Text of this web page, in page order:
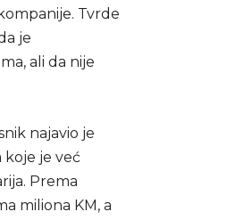
Tvrde
je
ali da nije
najavio je
je već
Prema
miliona KM, a